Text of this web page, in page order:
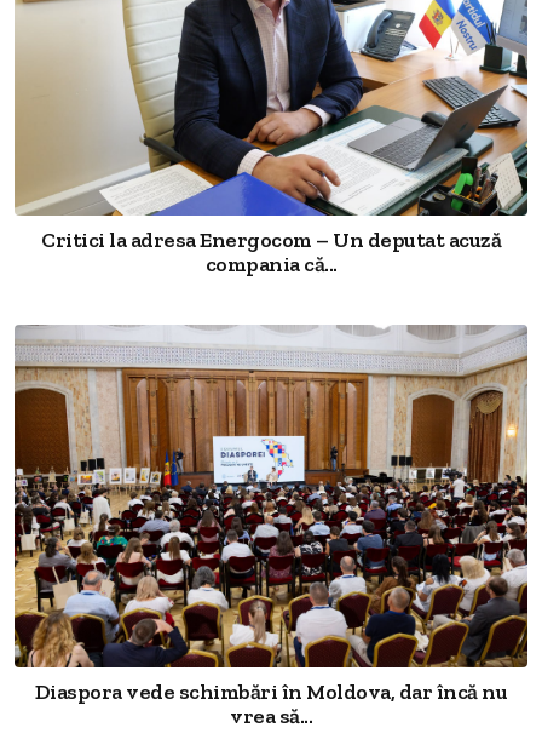
Critici la adresa Energocom – Un deputat acuză
compania că...
Diaspora vede schimbări în Moldova, dar încă nu
vrea să...